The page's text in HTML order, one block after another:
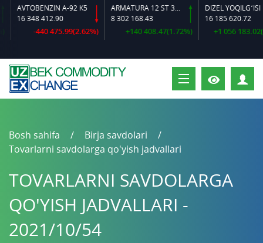
AVTOBENZIN A-92 K5
16 348 412.90
-440 475.99(2.62%)
ARMATURA 12 ST 35 GS O‘LCHAMLI
8 302 168.43
+140 408.47(1.72%)
DIZEL YOQILG‘ISI
16 185 620.72
+1 056
Bosh sahifa
Birja savdolari
Tovarlarni savdolarga qo'yish jadvallari
TOVARLARNI SAVDOLARGA
QO'YISH JADVALLARI -
2021/10/54